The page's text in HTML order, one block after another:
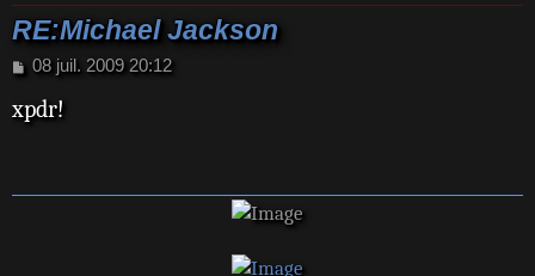
RE:Michael Jackson
M
s
s
e
08 juil. 2009 20:12
xpdr!